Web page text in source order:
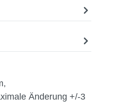
Änderung +/-3